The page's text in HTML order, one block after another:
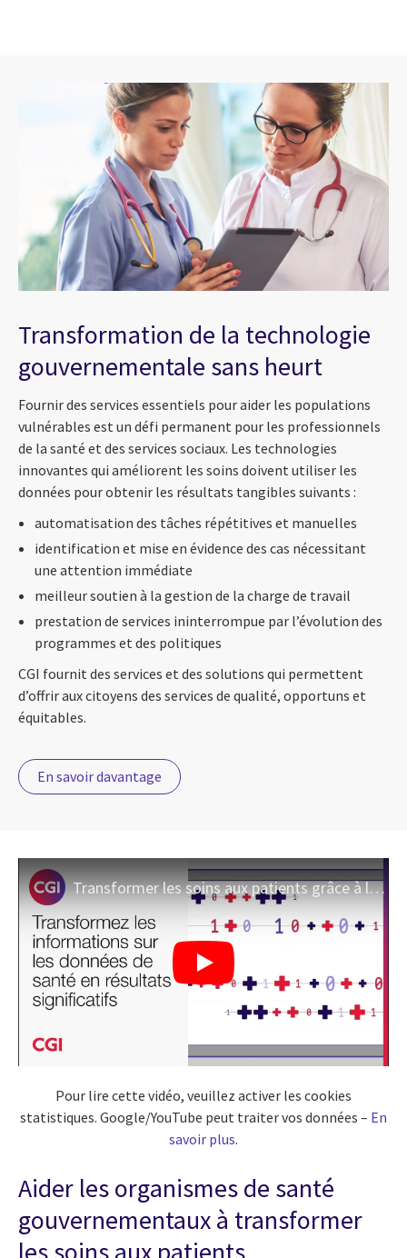
Transformation de la technologie
gouvernementale sans heurt
Fournir des services essentiels pour aider les populations
vulnérables est un défi permanent pour les professionnels
de la santé et des services sociaux. Les technologies
innovantes qui améliorent les soins doivent utiliser les
données pour obtenir les résultats tangibles suivants :
automatisation des tâches répétitives et manuelles
identification et mise en évidence des cas nécessitant
une attention immédiate
meilleur soutien à la gestion de la charge de travail
prestation de services ininterrompue par l’évolution des
programmes et des politiques
CGI fournit des services et des solutions qui permettent
d’offrir aux citoyens des services de qualité, opportuns et
équitables.
En savoir davantage
Aider les organismes de santé
gouvernementaux à transformer
Transformer les soins aux patients grâce à la stratégie de soins de santé basée sur données de CGI
Pour lire cette vidéo, veuillez activer les cookies
statistiques. Google/YouTube peut traiter vos données – En
savoir plus.